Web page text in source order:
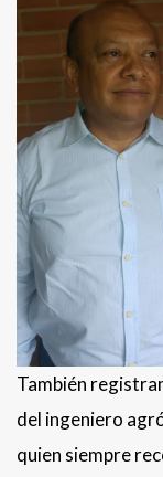
También
del ingeniero
quien siempre